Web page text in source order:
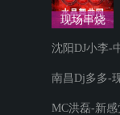
DjKing - Mc
DjALONE -
Dj壮壮 -
HouseClub嗨
现场串烧
沈阳DJ小李-
南昌Dj多多-
MC洪磊-新